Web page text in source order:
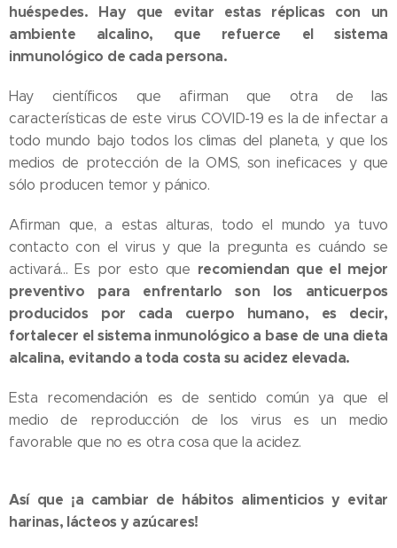
huéspedes. Hay que evitar estas réplicas con un
ambiente alcalino, que refuerce el sistema
inmunológico de cada persona.
Hay científicos que afirman que otra de las
características de este virus COVID-19 es la de infectar a
todo mundo bajo todos los climas del planeta, y que los
medios de protección de la OMS, son ineficaces y que
sólo producen temor y pánico.
Afirman que, a estas alturas, todo el mundo ya tuvo
contacto con el virus y que la pregunta es cuándo se
activará... Es por esto que recomiendan que el mejor
preventivo para enfrentarlo son los anticuerpos
producidos por cada cuerpo humano, es decir,
fortalecer el sistema inmunológico a base de una dieta
alcalina, evitando a toda costa su acidez elevada.
Esta recomendación es de sentido común ya que el
medio de reproducción de los virus es un medio
favorable que no es otra cosa que la acidez.
Así que ¡a cambiar de hábitos alimenticios y evitar
harinas, lácteos y azúcares!